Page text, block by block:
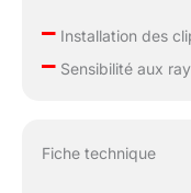
–Installation des
–Sensibilité aux
Fiche technique